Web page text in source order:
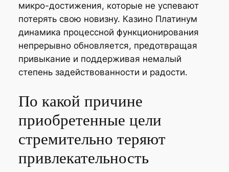
микро-достижения, которые не успевают
потерять свою новизну. Казино Платинум
динамика процессной функционирования
непрерывно обновляется, предотвращая
привыкание и поддерживая немалый
степень задействованности и радости.
По какой причине
приобретенные цели
стремительно теряют
привлекательность